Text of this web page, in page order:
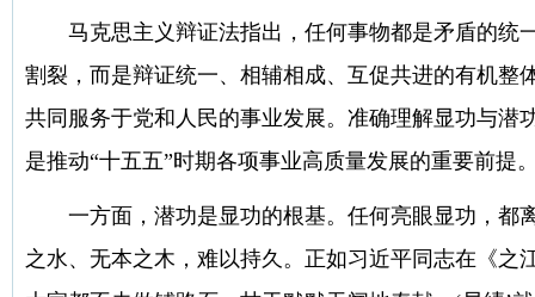
马克思主义辩证法指出，任何事物都是矛盾的统
割裂，而是辩证统一、相辅相成、互促共进的有机
共同服务于党和人民的事业发展。准确理解显功与
是推动“十五五”时期各项事业高质量发展的重要前提
一方面，潜功是显功的根基。任何亮眼显功，都
之水、无本之木，难以持久。正如习近平同志在《